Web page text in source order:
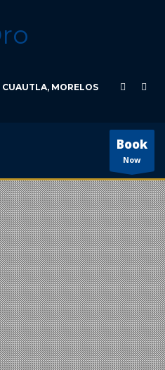
CUAUTLA, MORELOS
Book
Now